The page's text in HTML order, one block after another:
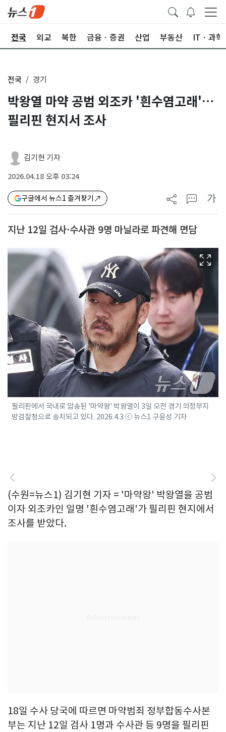
전국 외교 북한 금융ㆍ증권 산업 부동산 ITㆍ과학
전국 경기
박왕열 마약 공범 외조카 '흰수염고래'…
필리핀 현지서 조사
김기현 기자
2026.04.18 오후 03:24
구글에서 뉴스1 즐겨찾기 가
지난 12일 검사·수사관 9명 마닐라로 파견해 면담
필리핀에서 국내로 압송된 '마약왕' 박왕열이 3일 오전 경기 의정부지
방검찰청으로 송치되고 있다. 2026.4.3 ⓒ 뉴스1 구윤성 기자
(수원=뉴스1) 김기현 기자 = '마약왕' 박왕열을 공범
이자 외조카인 일명 '흰수염고래'가 필리핀 현지에서
조사를 받았다.
18일 수사 당국에 따르면 마약범죄 정부합동수사본
부는 지난 12일 검사 1명과 수사관 등 9명을 필리핀